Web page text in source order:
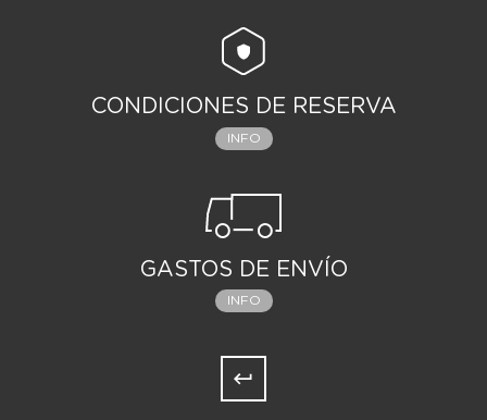
CONDICIONES DE RESERVA
INFO
GASTOS DE ENVÍO
INFO